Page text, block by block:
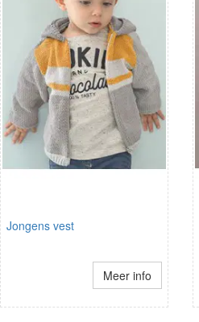
Jongens vest
Meer info